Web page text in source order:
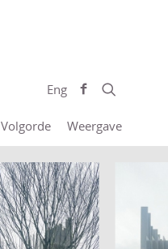
Eng
Volgorde Weergave